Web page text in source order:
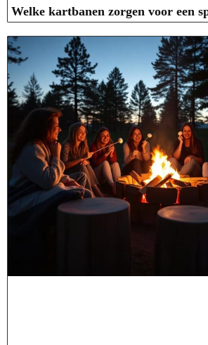
Welke kartbanen zorgen voor een